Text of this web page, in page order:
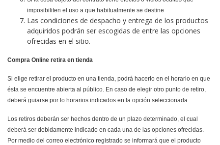
imposibiliten el uso a que habitualmente se destine
Las condiciones de despacho y entrega de los productos
adquiridos podrán ser escogidas de entre las opciones
ofrecidas en el sitio.
Compra Online retira en tienda
Si elige retirar el producto en una tienda, podrá hacerlo en el horario en que
ésta se encuentre abierta al público. En caso de elegir otro punto de retiro,
deberá guiarse por lo horarios indicados en la opción seleccionada.
Los retiros deberán ser hechos dentro de un plazo determinado, el cual
deberá ser debidamente indicado en cada una de las opciones ofrecidas.
Por medio del correo electrónico registrado se informará que el producto